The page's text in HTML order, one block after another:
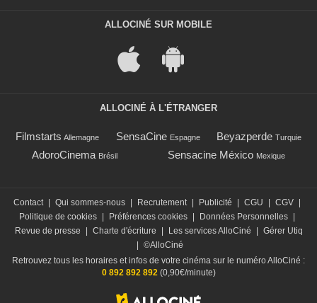
ALLOCINÉ SUR MOBILE
ALLOCINÉ À L'ÉTRANGER
Filmstarts Allemagne SensaCine Espagne Beyazperde Turquie
AdoroCinema Brésil Sensacine México Mexique
Contact Qui sommes-nous Recrutement Publicité CGU CGV
Politique de cookies
Préférences cookies Données Personnelles
Revue de presse
Charte d'écriture Les services AlloCiné
Gérer Utiq
©AlloCiné
Retrouvez tous les horaires et infos de votre cinéma sur le numéro AlloCiné :
0 892 892 892(0,90€/minute)